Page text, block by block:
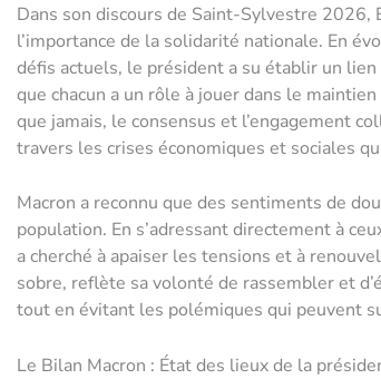
Dans son discours de Saint-Sylvestre 2026,
l’importance de la solidarité nationale. En
défis actuels, le président a su établir un
que chacun a un rôle à jouer dans le
que jamais, le consensus et l’engagement
travers les crises économiques et sociales
Macron a reconnu que des sentiments de
population. En s’adressant directement à
a cherché à apaiser les tensions et à
sobre, reflète sa volonté de rassembler et
tout en évitant les polémiques qui peuvent
Le Bilan Macron : État des lieux de la